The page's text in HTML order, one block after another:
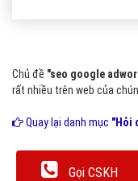
Chủ đề "seo google
rất nhiều trên web của
Quay lại danh mục "Hỏi
Gọi CSKH